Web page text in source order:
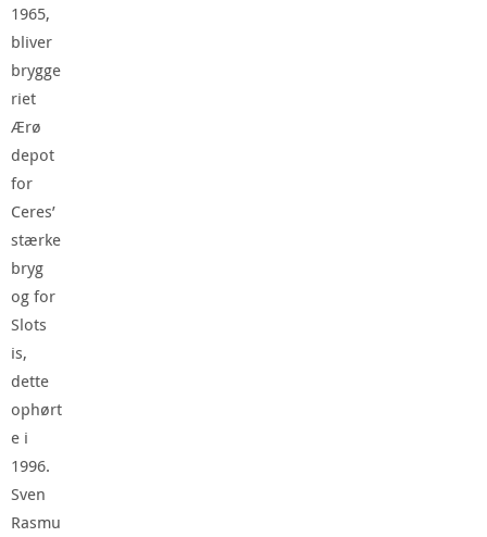
1965,
bliver
brygge
riet
Ærø
depot
for
Ceres’
stærke
bryg
og for
Slots
is,
dette
ophørt
e i
1996.
Sven
Rasmu